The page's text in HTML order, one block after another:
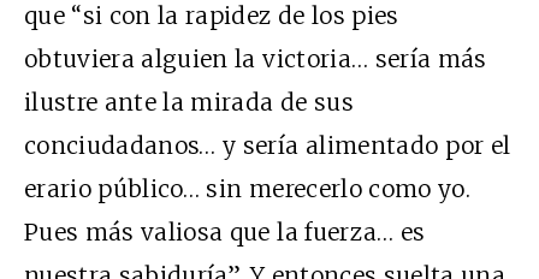
que “si con la rapidez de los pies
obtuviera alguien la victoria… sería más
ilustre ante la mirada de sus
conciudadanos… y sería alimentado por el
erario público… sin merecerlo como yo.
Pues más valiosa que la fuerza… es